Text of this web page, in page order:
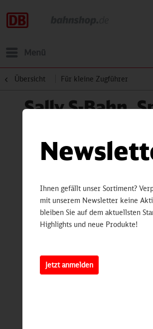
Menü
Übersicht Für kleine Zugführer
Sally S-Bahn,
Ihnen gefällt unser Sortiment?
mit unserem Newsletter keine
bleiben Sie auf dem aktuellsten
Highlights und neue Produkte!
Jetzt anmelden